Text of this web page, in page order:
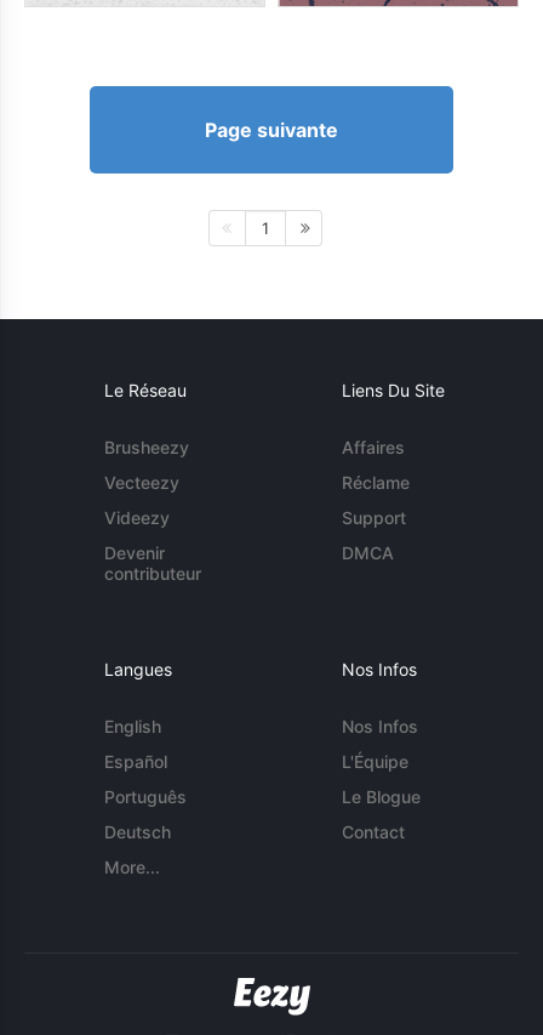
Page suivante
1
Le Réseau
Brusheezy
Vecteezy
Videezy
Devenir
contributeur
Liens Du Site
Affaires
Réclame
Support
DMCA
Langues
English
Español
Português
Deutsch
More...
Nos Infos
Nos Infos
L'Équipe
Le Blogue
Contact